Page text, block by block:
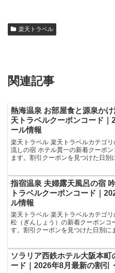
楽天トラベル
関連記事
熱海温泉 お部屋食と源泉か
天トラベルクーポンコード
ール情報
楽天トラベル 楽天トラベルカテゴ
流しの宿 ホテル貫一の新着クーポ
ます。割引クーポンを見つけた日別
ものが最新の割引クーポンになり
指宿温泉 夫婦露天風呂の宿
トラベルクーポンコード｜
ル情報
楽天トラベル 楽天トラベルカテゴ
松（ぎんしょう）の新着クーポンコ
す。割引クーポンを見つけた日別に
のが最新の割引クーポンになりま
ソラリア西鉄ホテル大阪本
ード｜2026年8月最新の割引